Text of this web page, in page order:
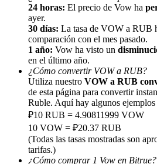
BTC Welcome Rewards
Deposit & Trade BTC to Share
Deposit CASHCAT & Win
24 horas: El precio de Vow ha
ayer.
30 días: La tasa de VOW a RUB
comparación con el mes pasado.
1 año: Vow ha visto un
en el último año.
¿Cómo convertir VOW a RUB?
Utiliza nuestro VOW a RUB
de esta página para convertir
Ruble. Aquí hay algunos ejemplos
₽10 RUB = 4.90811999 VOW
10 VOW = ₽20.37 RUB
(Todas las tasas mostradas son
tarifas.)
¿Cómo comprar 1 Vow en Bitrue?